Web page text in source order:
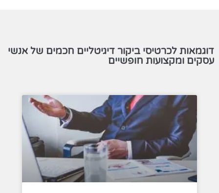
דוגמאות לכרטיסי ביקור דיגיטליים חכמים של אנשי
עסקים ומקצועות חופשיים